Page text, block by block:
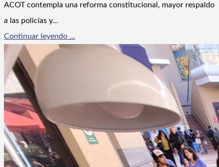
ACOT contempla una reforma constitucional, mayor respaldo
a las policías y…
Continuar leyendo ...